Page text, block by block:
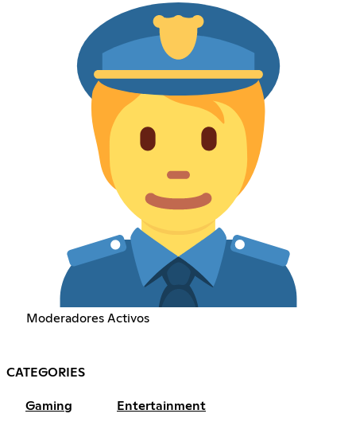
Moderadores Activos
CATEGORIES
Gaming Entertainment